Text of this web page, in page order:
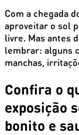
Com a chegada
aproveitar o sol
livre. Mas antes
lembrar: alguns
manchas,
Confira o
exposição
bonito e